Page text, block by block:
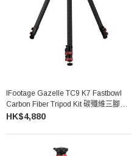
IFootage Gazelle TC9 K7 Fastbowl
Carbon Fiber Tripod Kit 碳殲維三腳架
套裝
HK$4,880